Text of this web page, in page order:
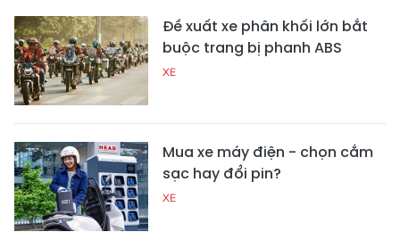
Đề xuất xe phân khối lớn bắt
buộc trang bị phanh ABS
XE
Mua xe máy điện - chọn cắm
sạc hay đổi pin?
XE